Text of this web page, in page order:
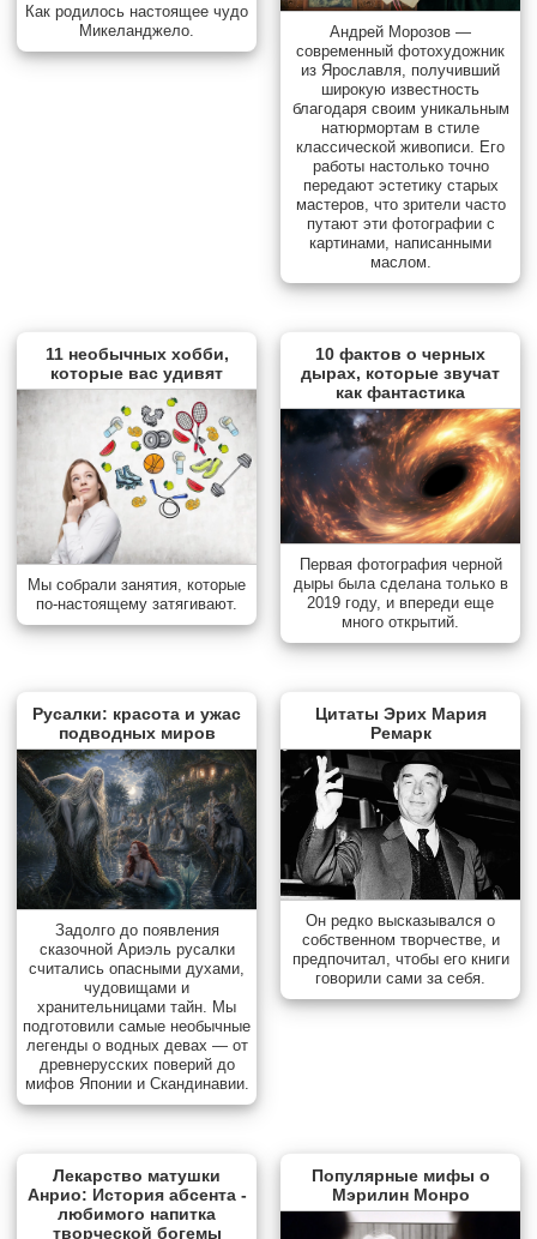
Как родилось настоящее чудо
Микеланджело.
Андрей Морозов —
современный фотохудожник
из Ярославля, получивший
широкую известность
благодаря своим уникальным
натюрмортам в стиле
классической живописи. Его
работы настолько точно
передают эстетику старых
мастеров, что зрители часто
путают эти фотографии с
картинами, написанными
маслом.
11 необычных хобби,
которые вас удивят
Мы собрали занятия, которые
по-настоящему затягивают.
10 фактов о черных
дырах, которые звучат
как фантастика
Первая фотография черной
дыры была сделана только в
2019 году, и впереди еще
много открытий.
Русалки: красота и ужас
подводных миров
Задолго до появления
сказочной Ариэль русалки
считались опасными духами,
чудовищами и
хранительницами тайн. Мы
подготовили самые необычные
легенды о водных девах — от
древнерусских поверий до
мифов Японии и Скандинавии.
Цитаты Эрих Мария
Ремарк
Он редко высказывался о
собственном творчестве, и
предпочитал, чтобы его книги
говорили сами за себя.
Лекарство матушки
Анрио: История абсента -
любимого напитка
творческой богемы
Популярные мифы о
Мэрилин Монро